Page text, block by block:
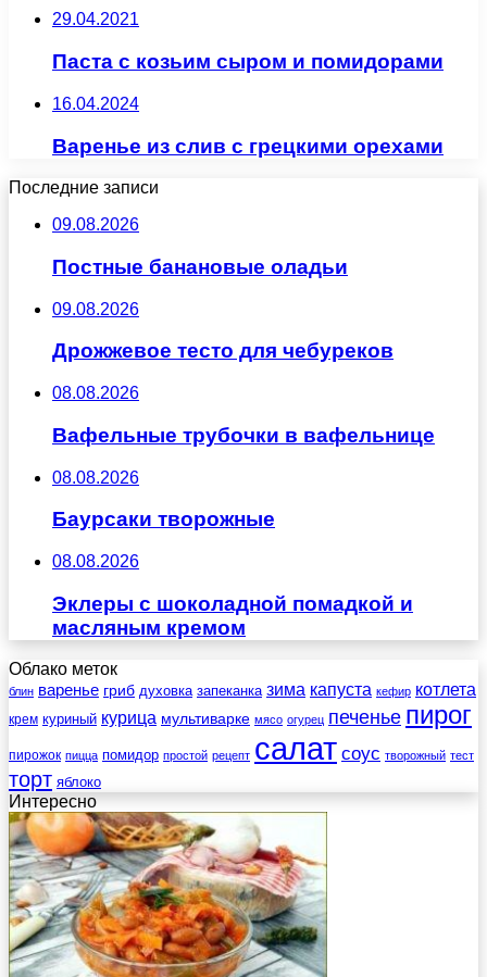
29.04.2021
Паста с козьим сыром и помидорами
16.04.2024
Варенье из слив с грецкими орехами
Последние записи
09.08.2026
Постные банановые оладьи
09.08.2026
Дрожжевое тесто для чебуреков
08.08.2026
Вафельные трубочки в вафельнице
08.08.2026
Баурсаки творожные
08.08.2026
Эклеры с шоколадной помадкой и
масляным кремом
Облако меток
блин варенье гриб духовка запеканка зима капуста кефир котлета
крем куриный курица мультиварке мясо огурец печенье пирог
пирожок пицца помидор простой рецепт салат соус творожный тест
торт яблоко
Интересно